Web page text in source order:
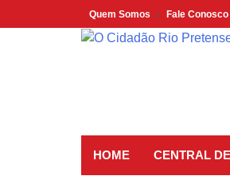
to
Quem Somos Fale Conosco
HOME CENTRAL